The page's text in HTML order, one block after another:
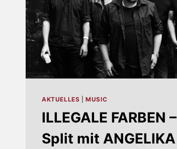
AKTUELLES |MUSIC
ILLEGALE FARBEN –
Split mit ANGELIKA